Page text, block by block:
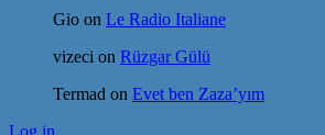
Gio on Le Radio Italiane
vizeci on Rüzgar Gülü
Termad on Evet ben Zaza’yım
Log in